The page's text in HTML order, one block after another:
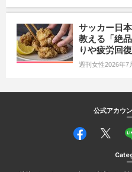
サッカー日
教える「絶
りや疲労回
週刊女性2026年7
公式アカウ